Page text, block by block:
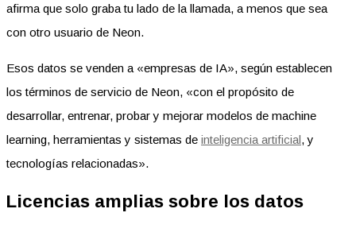
afirma que solo graba tu lado de la llamada, a menos que sea
con otro usuario de Neon.
Esos datos se venden a «empresas de IA», según establecen
los términos de servicio de Neon, «con el propósito de
desarrollar, entrenar, probar y mejorar modelos de machine
learning, herramientas y sistemas de inteligencia artificial, y
tecnologías relacionadas».
Licencias amplias sobre los datos